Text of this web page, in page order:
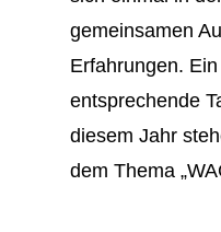
gemeinsamen
Erfahrungen.
entsprechende
diesem Jahr
dem Thema